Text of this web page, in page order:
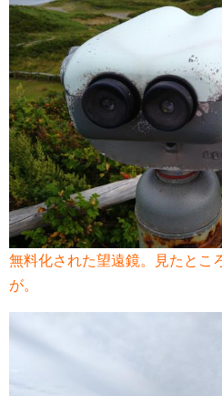
無料化された望遠鏡。見たとこ
が。